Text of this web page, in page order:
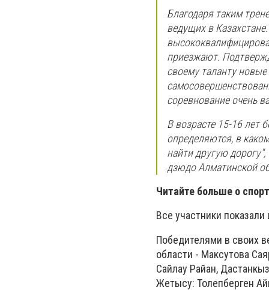
Благодаря таким
ведущих в
приезжают.
своему таланту
соревнование очень
В возрасте 15-16 лет
определяются, в
найти другую
дзюдо Алматинской
Читайте больше о
Все участники
Победителями в своих
области - Максутова
Сайлау Райан,
Жетысу: Толепберген